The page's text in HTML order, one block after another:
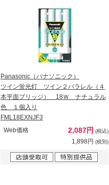
Panasonic（パナソニック）
ツイン蛍光灯 ツイン２パラレル（４
本平面ブリッジ） 18Ｗ ナチュラル
色 １個入り
FML18EXNJF3
Web価格
2,087円 (税込)
1,898円 (税別)